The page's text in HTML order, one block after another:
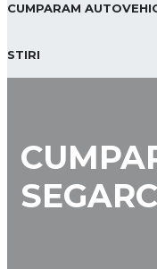
CUMPARAM
STIRI